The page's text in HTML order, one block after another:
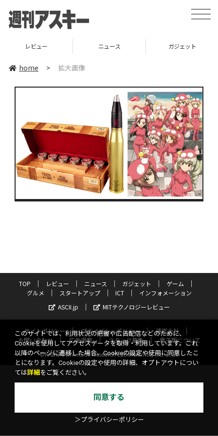
toggle
レビュー ニュース ガジェット
home > 拡大画像
TOP レビュー ニュース ガジェット
ゲーム
グルメ
スタートアップ ICT
インフォメーション
ASCII.jp
MITテクノロジーレビュー
サイトポリシー プライバシーポリシー
運営会社
お問い合わせ
広告掲載 スタッフ募集
電子版について
©KADOKAWA ASCII Research Laboratories, Inc. 2026
このサイトでは、利用状況の把握や広告配信などのために、
Cookieを使用してアクセスデータを取得・利用しています。これ
以降のページに遷移した場合、Cookieの設定や使用に同意したこ
とになります。Cookieの設定や使用の詳細、オプトアウトについ
ては詳細 をご覧ください。
同意する
＞プライバシーポリシー